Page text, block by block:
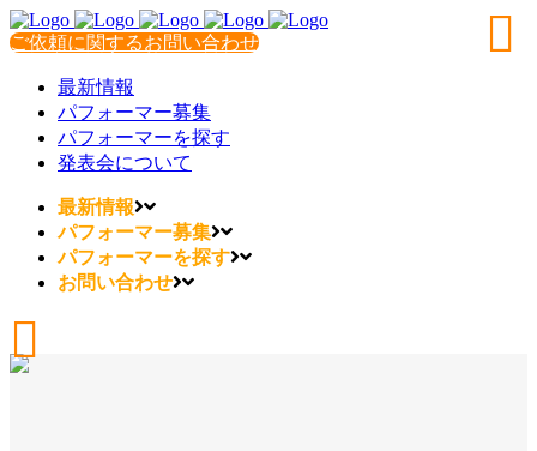
ご依頼に関するお問い合わせ
最新情報
パフォーマー募集
パフォーマーを探す
発表会について
最新情報
パフォーマー募集
パフォーマーを探す
お問い合わせ